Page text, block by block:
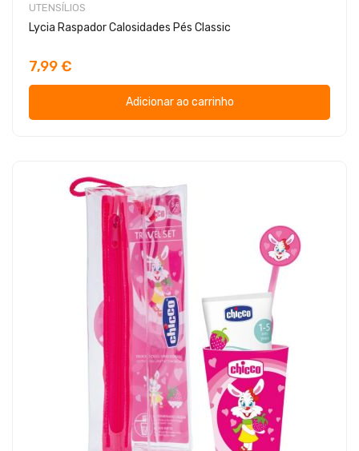
UTENSÍLIOS
Lycia Raspador Calosidades Pés Classic
7,99 €
Adicionar ao carrinho